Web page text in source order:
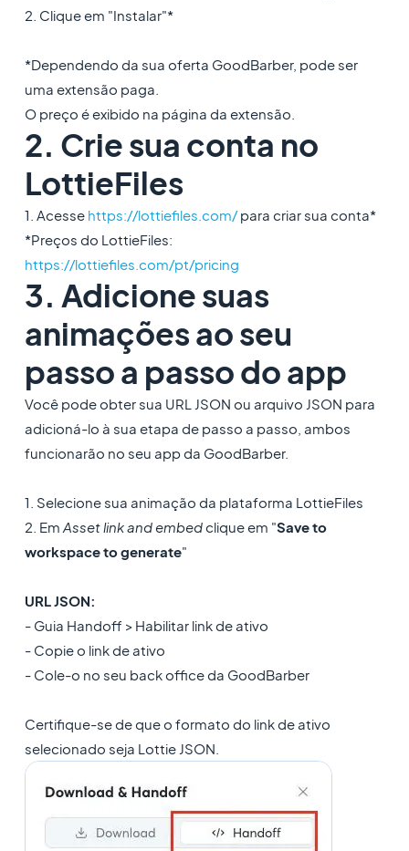
2. Clique em "Instalar"*
*Dependendo da sua oferta GoodBarber, pode ser
uma extensão paga.
O preço é exibido na página da extensão.
2. Crie sua conta no
LottieFiles
1. Acesse https://lottiefiles.com/para criar sua conta*
*Preços do LottieFiles:
https://lottiefiles.com/pt/pricing
3. Adicione suas
animações ao seu
passo a passo do app
Você pode obter sua URL JSON ou arquivo JSON para
adicioná-lo à sua etapa de passo a passo, ambos
funcionarão no seu app da GoodBarber.
1. Selecione sua animação da plataforma LottieFiles
2. Em Asset link and embedclique em "Save to
workspace to generate"
URL JSON:
- Guia Handoff > Habilitar link de ativo
- Copie o link de ativo
- Cole-o no seu back office da GoodBarber
Certifique-se de que o formato do link de ativo
selecionado seja Lottie JSON.